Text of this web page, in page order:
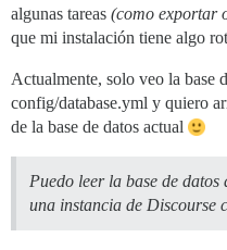
algunas tareas (como exportar
que mi instalación tiene algo
Actualmente, solo veo la base
config/database.yml y quiero
de la base de datos actual
Puedo leer la base de
una instancia de Discourse